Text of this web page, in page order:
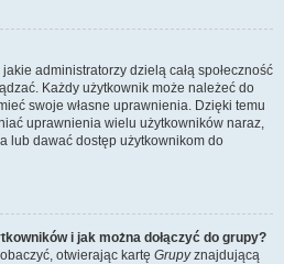
administratorzy dzielą całą społeczność
Każdy użytkownik może należeć do
swoje własne uprawnienia. Dzięki temu
uprawnienia wielu użytkowników naraz,
lub dawać dostęp użytkownikom do
i jak można dołączyć do grupy?
otwierając kartę Grupyznajdującą